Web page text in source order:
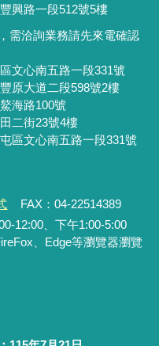
興路一段512號5樓
需洽詢業務請先來電確認
文心南五路一段331號
原大道二段598號2樓
海路100號
二街23號4樓
區文心南五路一段331號
FAX：04-22514389
12:00、下午1:00-5:00
、Edge等瀏覽器瀏覽